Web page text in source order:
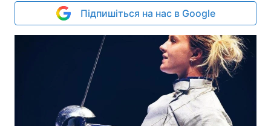
Підпишіться на нас в Google